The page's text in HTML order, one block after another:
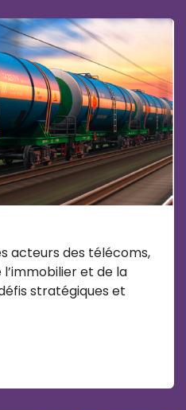
acteurs des télécoms,
et de la
stratégiques et